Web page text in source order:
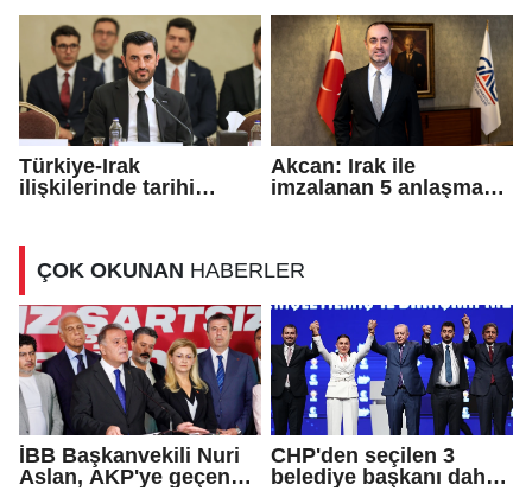
platformlara bırakıyor
Türkiye-Irak
ilişkilerinde tarihi
Akcan: Irak ile
imzalanan 5 anlaşma
ÇOK OKUNAN HABERLER
İBB Başkanvekili Nuri
Aslan, AKP'ye geçen
CHP'den seçilen 3
belediye başkanı daha